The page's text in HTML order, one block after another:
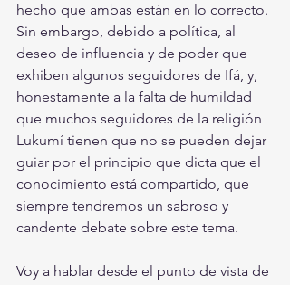
hecho que ambas están en lo correcto.
Sin embargo, debido a política, al
deseo de influencia y de poder que
exhiben algunos seguidores de Ifá, y,
honestamente a la falta de humildad
que muchos seguidores de la religión
Lukumí tienen que no se pueden dejar
guiar por el principio que dicta que el
conocimiento está compartido, que
siempre tendremos un sabroso y
candente debate sobre este tema.
Voy a hablar desde el punto de vista de